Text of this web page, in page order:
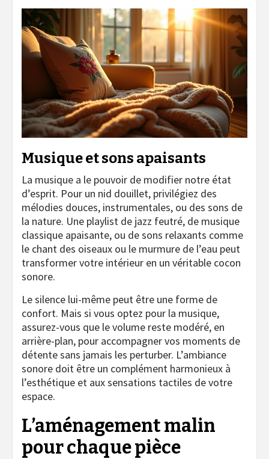
Musique et sons apaisants
La musique a le pouvoir de modifier notre état
d’esprit. Pour un nid douillet, privilégiez des
mélodies douces, instrumentales, ou des sons de
la nature. Une playlist de jazz feutré, de musique
classique apaisante, ou de sons relaxants comme
le chant des oiseaux ou le murmure de l’eau peut
transformer votre intérieur en un véritable cocon
sonore.
Le silence lui-même peut être une forme de
confort. Mais si vous optez pour la musique,
assurez-vous que le volume reste modéré, en
arrière-plan, pour accompagner vos moments de
détente sans jamais les perturber. L’ambiance
sonore doit être un complément harmonieux à
l’esthétique et aux sensations tactiles de votre
espace.
L’aménagement malin
pour chaque pièce